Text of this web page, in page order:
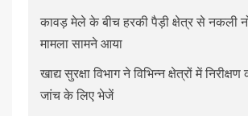
कावड़ मेले के बीच हरकी पैड़ी क्षेत्र से नकली
मामला सामने आया
खाद्य सुरक्षा विभाग ने विभिन्न क्षेत्रों में
जांच के लिए भेजें